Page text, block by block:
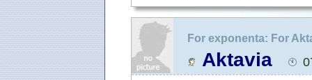
For exponenta: For
Документы на
Aktavia